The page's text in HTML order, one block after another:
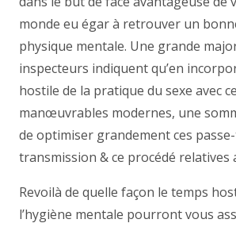
monde eu égar à retrouver un
physique mentale. Une grande
inspecteurs indiquent qu’en
hostile de la pratique du sexe avec
manœuvrables modernes, une
de optimiser grandement ces
transmission & ce procédé relatives
Revoilà de quelle façon le temps
l’hygiène mentale pourront vous